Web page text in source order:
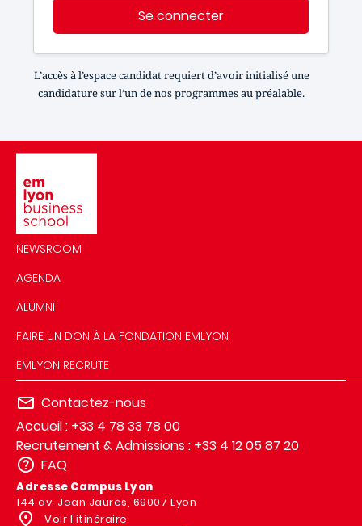
Se connecter
L’accès à l’espace candidat requiert d’avoir initialisé une
candidature sur l’un de nos programmes au préalable.
NEWSROOM
AGENDA
ALUMNI
FAIRE UN DON À LA FONDATION EMLYON
EMLYON RECRUTE
Contactez-nous
Accueil : +33 4 78 33 78 00
Recrutement & Admissions : +33 4 12 05 87 20
FAQ
Adresse Campus Lyon
144 av. Jean Jaurès, 69007 Lyon
Voir l'itinéraire